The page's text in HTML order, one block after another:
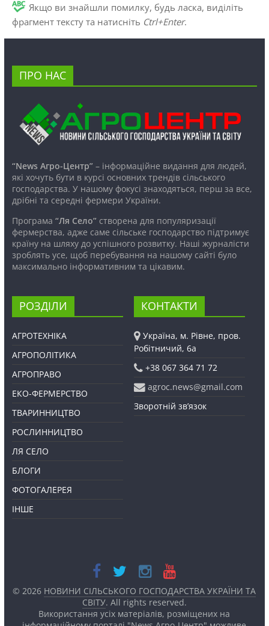
Якщо ви знайшли помилку, будь ласка, виділіть
фрагмент тексту та натисніть Ctrl+Enter.
ПРО НАС
“News Агро-Центр”– інформаційне видання для людей,
які хочуть бути в курсі основних трендів сільського
господарства. У нашому фокусі знаходяться, перш за все,
дрібні та середні фермери України.
Програма “Ля Село”створена для популяризації
фермерства, адже саме сільське господарство підтримує
країну на шляху до успішного розвитку. Наші журналісти
зроблять усе, щоб перебування на нашому сайті було
максимально інформативним та цікавим.
РОЗДІЛИ
АГРОТЕХНІКА
АГРОПОЛІТИКА
АГРОПРАВО
ЕКО-ФЕРМЕРСТВО
ТВАРИННИЦТВО
РОСЛИННИЦТВО
ЛЯ СЕЛО
БЛОГИ
ФОТОГАЛЕРЕЯ
ІНШЕ
КОНТАКТИ
Україна, м. Рівне, пров.
Робітничий, 6а
+38 067 364 71 72
agroc.news@gmail.com
Зворотній зв’язок
© 2026 НОВИНИ СІЛЬСЬКОГО ГОСПОДАРСТВА УКРАЇНИ ТА
СВІТУ. All rights reserved.
Використання усіх матеріалів, розміщених на